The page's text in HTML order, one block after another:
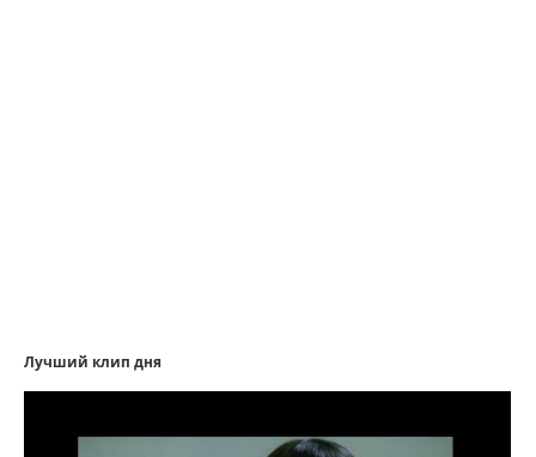
Лучший клип дня